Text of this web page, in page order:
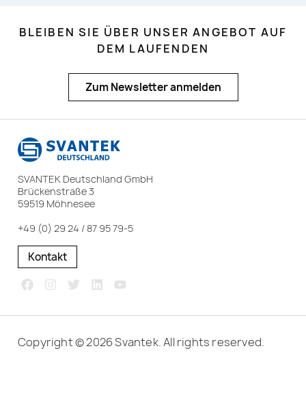
BLEIBEN SIE ÜBER UNSER ANGEBOT AUF
DEM LAUFENDEN
Zum Newsletter anmelden
SVANTEK Deutschland GmbH
Brückenstraße 3
59519 Möhnesee
+49 (0) 29 24 / 87 95 79-5
Kontakt
Copyright © 2026 Svantek. All rights reserved.